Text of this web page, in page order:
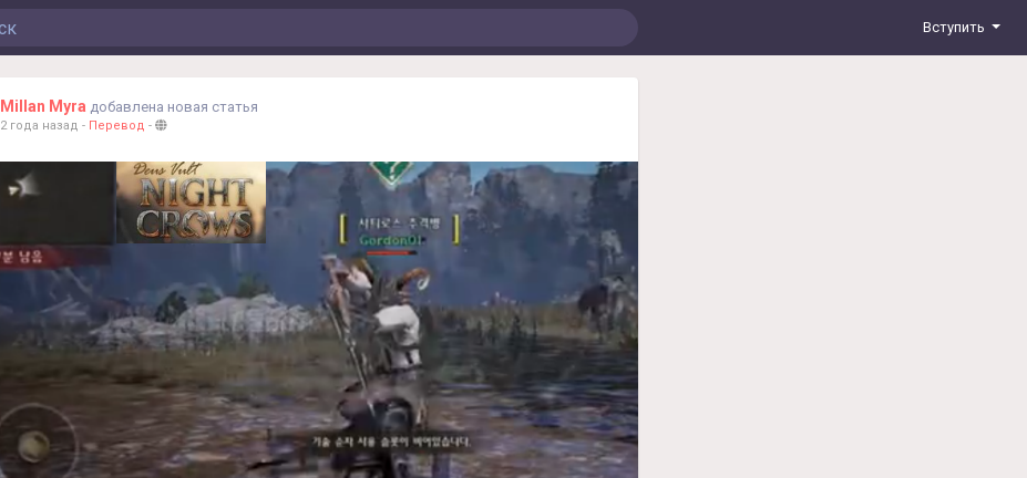
Вступить
Millan Myra добавлена новая статья
2 года назад - Перевод -